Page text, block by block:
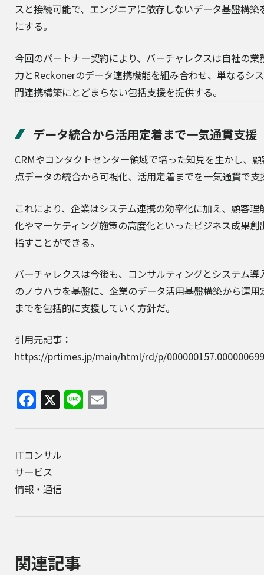
スと接続可能で、エンジニアに依存しないデータ基盤構築
にする。
今回のパートナー契約により、バーチャレクスは自社の業
力とReckonerのデータ連携機能を組み合わせ、単なるシ
間連携構築にとどまらない包括支援を提供する。
データ統合から活用定着まで一気通貫支援
CRMやコンタクトセンター領域で培った知見を生かし、
点データの統合から可視化、活用定着までを一気通貫で支
これにより、企業はシステム連携の効率化に加え、顧客理
化やマーケティング施策の高度化といったビジネス成果創
指すことができる。
バーチャレクスは今後も、コンサルティングとシステム導
のノウハウを基盤に、企業のデータ活用基盤構築から運用
までを包括的に支援していく方針だ。
引用元記事：
https://prtimes.jp/main/html/rd/p/
Facebook
X Line
ITコンサル
サービス
情報・通信
関連記事